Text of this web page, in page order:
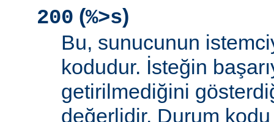
200 (%>s)
Bu, sunucunun
kodudur. İsteğin
getirilmediğini
değerlidir. Durum